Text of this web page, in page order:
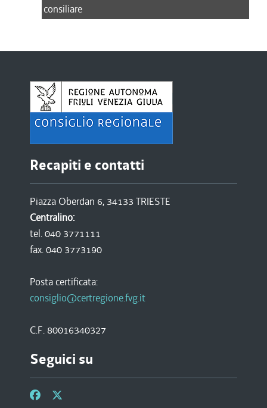
consiliare
Recapiti e contatti
Piazza Oberdan 6, 34133 TRIESTE
Centralino:
tel. 040 3771111
fax. 040 3773190
Posta certificata:
consiglio@certregione.fvg.it
C.F. 80016340327
Seguici su